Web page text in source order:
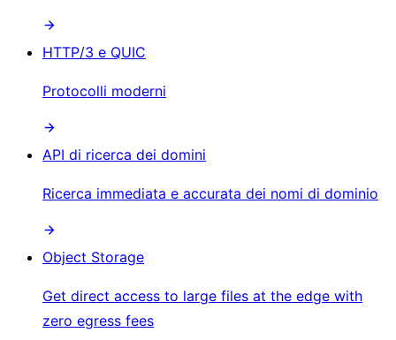
HTTP/3 e QUIC
Protocolli moderni
API di ricerca dei domini
Ricerca immediata e accurata dei nomi di dominio
Object Storage
Get direct access to large files at the edge with
zero egress fees